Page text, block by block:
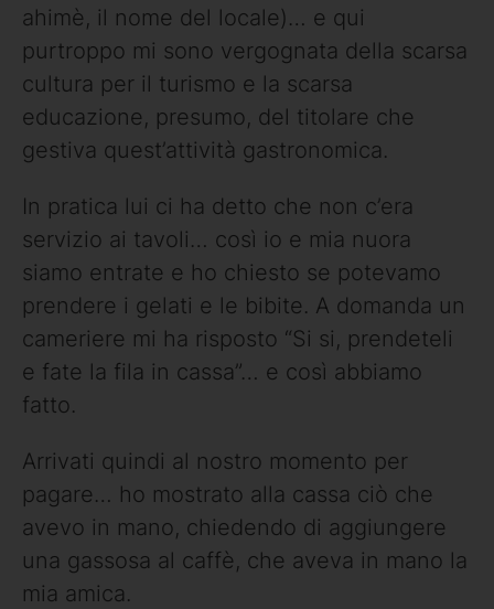
ahimè, il nome del locale)… e qui
purtroppo mi sono vergognata della scarsa
cultura per il turismo e la scarsa
educazione, presumo, del titolare che
gestiva quest’attività gastronomica.
In pratica lui ci ha detto che non c’era
servizio ai tavoli… così io e mia nuora
siamo entrate e ho chiesto se potevamo
prendere i gelati e le bibite. A domanda un
cameriere mi ha risposto “Si si, prendeteli
e fate la fila in cassa”… e così abbiamo
fatto.
Arrivati quindi al nostro momento per
pagare… ho mostrato alla cassa ciò che
avevo in mano, chiedendo di aggiungere
una gassosa al caffè, che aveva in mano la
mia amica.